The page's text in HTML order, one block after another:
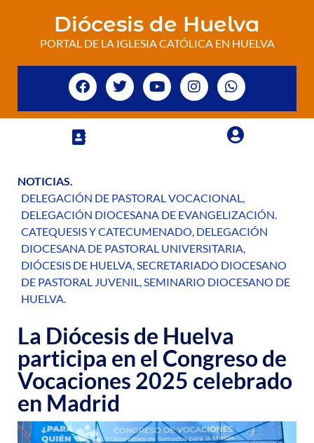
Diócesis de Huelva
PORTAL DE LA IGLESIA CATÓLICA EN HUELVA
NOTICIAS.
DELEGACIÓN DE PASTORAL VOCACIONAL,
DELEGACIÓN DIOCESANA DE EVANGELIZACIÓN.
CATEQUESIS Y CATECUMENADO, DELEGACIÓN
DIOCESANA DE PASTORAL UNIVERSITARIA,
DIÓCESIS DE HUELVA,SECRETARIADO DIOCESANO
DE PASTORAL JUVENIL,SEMINARIO DIOCESANO DE
HUELVA.
La Diócesis de Huelva
participa en el Congreso de
Vocaciones 2025 celebrado
en Madrid